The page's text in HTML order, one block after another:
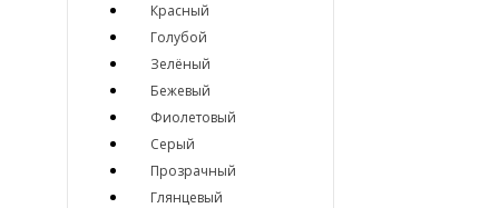
Красный
Голубой
Зелёный
Бежевый
Фиолетовый
Серый
Прозрачный
Глянцевый